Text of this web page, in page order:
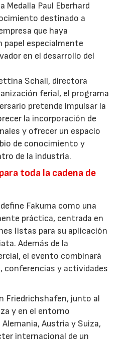
Medalla Paul Eberhard
destinado a
que haya
papel especialmente
en el desarrollo del
Schall, directora
ferial, el programa
pretende impulsar la
la incorporación de
y ofrecer un espacio
de conocimiento y
de la industria.
toda la cadena de
Fakuma como una
práctica, centrada en
listas para su aplicación
Además de la
el evento combinará
conferencias y actividades
Friedrichshafen, junto al
y en el entorno
Austria y Suiza,
internacional de un